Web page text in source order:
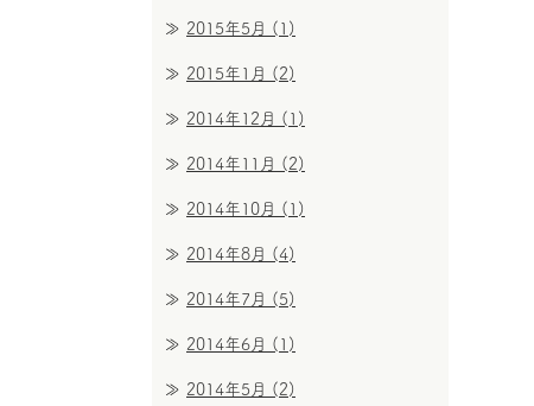
2015年5月 (1)
2015年1月 (2)
2014年12月 (1)
2014年11月 (2)
2014年10月 (1)
2014年8月 (4)
2014年7月 (5)
2014年6月 (1)
2014年5月 (2)